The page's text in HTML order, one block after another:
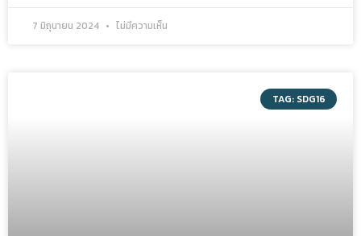
7 มิถุนายน 2024 ไม่มีความเห็น
TAG: SDG16